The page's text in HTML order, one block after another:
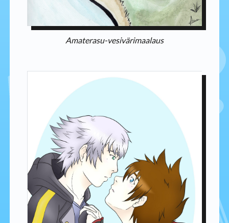
Amaterasu-vesivärimaalaus